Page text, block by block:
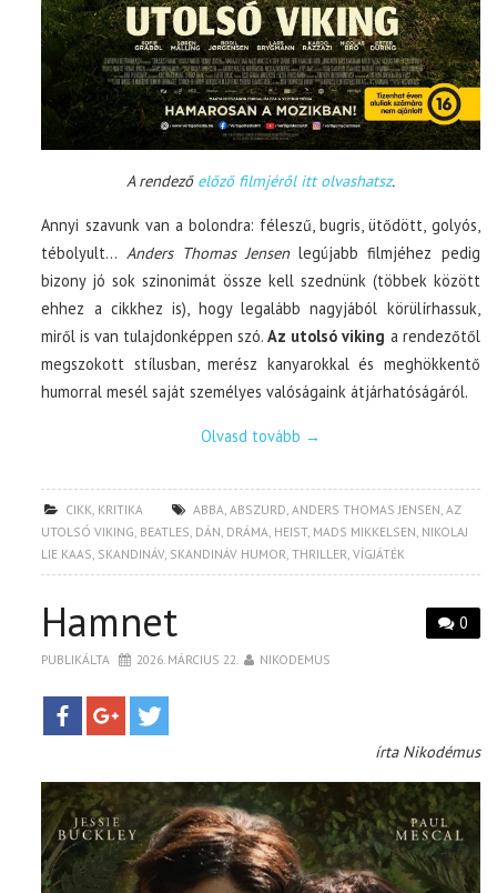
A rendező előző filmjéről itt olvashatsz.
Annyi szavunk van a bolondra: féleszű, bugris, ütődött, golyós,
tébolyult… Anders Thomas Jensenlegújabb filmjéhez pedig
bizony jó sok szinonimát össze kell szednünk (többek között
ehhez a cikkhez is), hogy legalább nagyjából körülírhassuk,
miről is van tulajdonképpen szó.Az utolsó viking a rendezőtől
megszokott stílusban, merész kanyarokkal és meghökkentő
humorral mesél saját személyes valóságaink átjárhatóságáról.
Olvasd tovább →
CIKK KRITIKA ABBA ,ABSZURD ,ANDERS THOMAS JENSEN ,AZ
UTOLSÓ VIKING BEATLES DÁN DRÁMA HEIST, MADS MIKKELSEN NIKOLAJ
LIE KAAS SKANDINÁV, SKANDINÁV HUMOR ,THRILLER ,VÍGJÁTÉK
0
Hamnet
PUBLIKÁLTA 2026. MÁRCIUS 22. NIKODEMUS
írta Nikodémus